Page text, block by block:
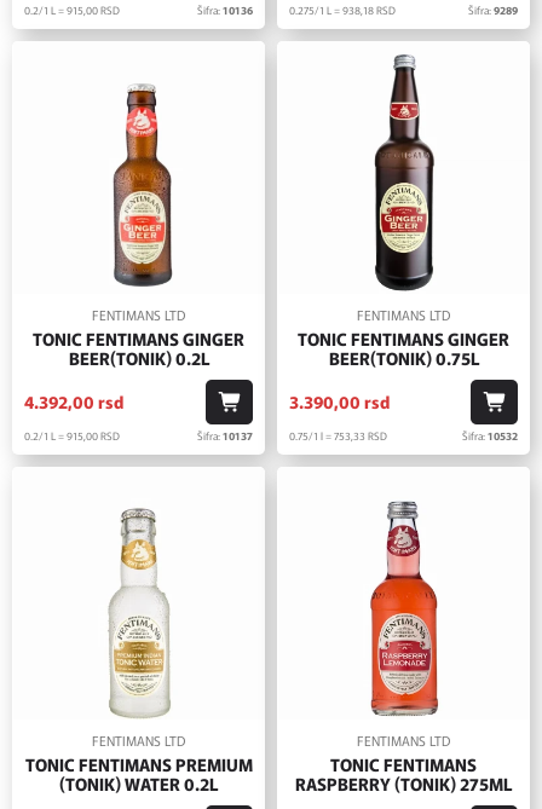
0.2/1 L = 915,00RSD Šifra:10136 0.275/1 L = 938,18RSD Šifra:9289
FENTIMANS LTD
TONIC FENTIMANS GINGER
BEER(TONIK) 0.2L
4.392,00 rsd
0.2/1 L = 915,00RSD Šifra:10137
FENTIMANS LTD
TONIC FENTIMANS GINGER
BEER(TONIK) 0.75L
3.390,00 rsd
0.75/1 l = 753,33 RSD Šifra:10532
FENTIMANS LTD
TONIC FENTIMANS PREMIUM
(TONIK) WATER 0.2L
FENTIMANS LTD
TONIC FENTIMANS
RASPBERRY (TONIK) 275ML